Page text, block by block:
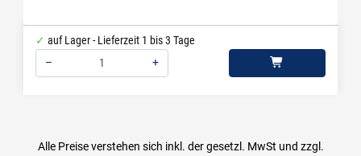
auf Lager - Lieferzeit 1 bis 3 Tage
–
+
Alle Preise verstehen sich inkl. der gesetzl. MwSt und zzgl.